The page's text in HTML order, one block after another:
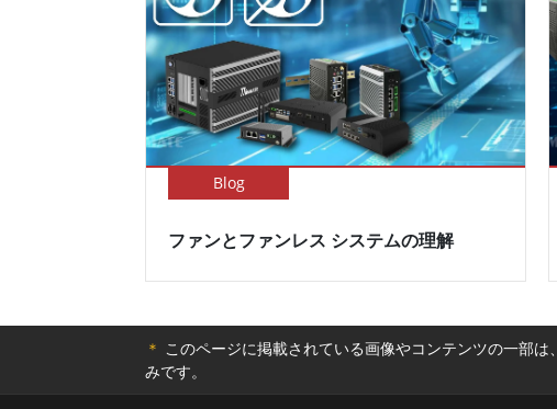
Blog
ファンとファンレス システムの理解
＊ このページに掲載されている画像やコンテンツの一部
みです。